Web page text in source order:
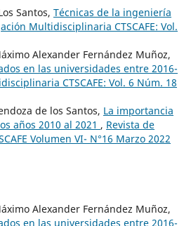
Santos, Técnicas de la ingeniería
Multidisciplinaria CTSCAFE: Vol.
Alexander Fernández Muñoz,
en las universidades entre 2016-
CTSCAFE: Vol. 6 Núm. 18
de los Santos, La importancia
años 2010 al 2021 , Revista de
Volumen VI- N°16 Marzo 2022
Alexander Fernández Muñoz,
en las universidades entre 2016-